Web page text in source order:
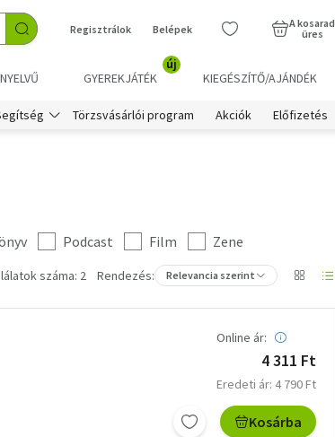
Regisztrálok Belépek
A kosarad
üres
GYEREKJÁTÉK
új
KIEGÉSZÍTŐ/AJÁNDÉK
Törzsvásárlói program Akciók Előfizetés
Podcast Film
Zene
száma: 2 Rendezés: Relevancia szerint
Online ár:
4 311 Ft
Eredeti ár: 4 790 Ft
Kosárba